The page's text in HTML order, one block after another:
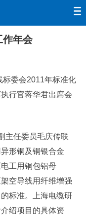
作年会
标委会2011年标准化
行官蒋华君出席会
主任委员毛庆传联
形铜及铜银合金
工用铜包铝母
空导线用纤维增强
标准。上海电缆研
绍项目的具体资